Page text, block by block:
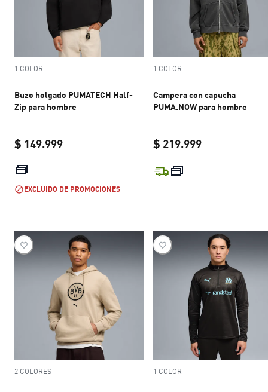
1 COLOR
Buzo holgado PUMATECH Half-
Zip para hombre
$ 149.999
current price $ 149.999
EXCLUIDO DE PROMOCIONES
1 COLOR
Campera con capucha
PUMA.NOW para hombre
$ 219.999
2 COLORES 1 COLOR